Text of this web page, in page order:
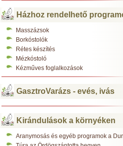
Házhoz rendelhető
Masszázsok
Borkóstolók
Rétes készítés
Mézkóstoló
Kézműves foglalkozások
GasztroVarázs - evés, ivás
Kirándulások a környéken
Aranymosás és egyéb programok a